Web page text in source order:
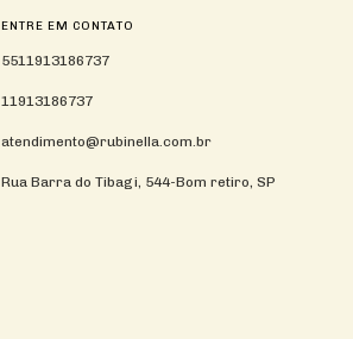
ENTRE EM CONTATO
5511913186737
11913186737
atendimento@rubinella.com.br
Rua Barra do Tibagi, 544-Bom retiro, SP